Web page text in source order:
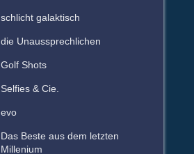
schlicht galaktisch
die Unaussprechlichen
Golf Shots
Selfies & Cie.
evo
Das Beste aus dem letzten
Millenium